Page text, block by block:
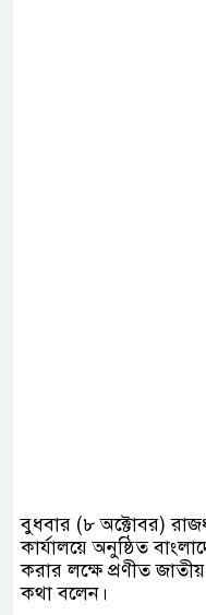
বুধবার (৮ অক্টোবর)
কার্যালয়ে অনুষ্ঠিত
করার লক্ষে প্রণীত
কথা বলেন।